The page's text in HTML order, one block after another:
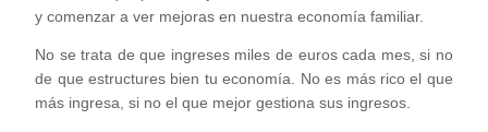
y comenzar a ver mejoras en nuestra economía familiar.
No se trata de que ingreses miles de euros cada mes, si no
de que estructures bien tu economía. No es más rico el que
más ingresa, si no el que mejor gestiona sus ingresos.